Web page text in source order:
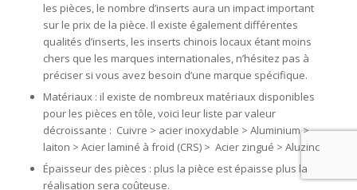
les pièces, le nombre d’inserts aura un impact important
sur le prix de la pièce. Il existe également différentes
qualités d’inserts, les inserts chinois locaux étant moins
chers que les marques internationales, n’hésitez pas à
préciser si vous avez besoin d’une marque spécifique.
Matériaux : il existe de nombreux matériaux disponibles
pour les pièces en tôle, voici leur liste par valeur
décroissante : Cuivre > acier inoxydable > Aluminium >
laiton > Acier laminé à froid (CRS) > Acier zingué > Aluzinc
Épaisseur des pièces : plus la pièce est épaisse plus la
réalisation sera coûteuse.